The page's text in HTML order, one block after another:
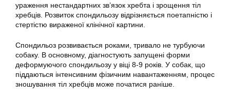
ураження нестандартних зв’язок хребта і зрощення тіл
хребців. Розвиток спондильозу відрізняється поетапністю і
стертістю вираженої клінічної картини.
Спондильоз розвивається роками, тривало не турбуючи
собаку. В основному, діагностують запущені форми
деформуючого спондильозу у віці 8-9 років. У собак, що
піддаються інтенсивним фізичним навантаженням, процес
зношування тіл хребців може початися раніше.